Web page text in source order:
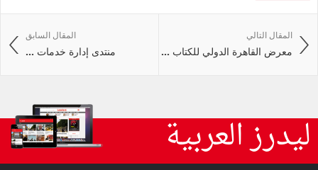
المقال السابق
منتدى إدارة خدمات ...
المقال التالي
معرض القاهرة الدولي للكتاب ...
ليدرز العربية